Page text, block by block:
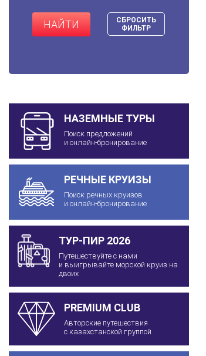
НАЙТИ
СБРОСИТЬ
ФИЛЬТР
НАЗЕМНЫЕ ТУРЫ
Поиск предложений
и онлайн-бронирование
РЕЧНЫЕ КРУИЗЫ
Поиск речных круизов
и онлайн-бронирование
ТУР-ПИР 2026
Путешествуйте с нами
и выигрывайте морской круиз на
двоих
PREMIUM CLUB
Авторские путешествия
с казахстанской группой